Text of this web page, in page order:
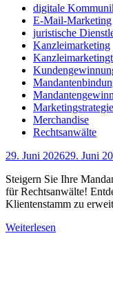
digitale
E-Mail-Marketing
juristische
Kanzleimarketing
Merchandise
Rechtsanwälte
29. Juni 202629. Juni
Steigern Sie Ihre
für Rechtsanwälte!
Klientenstamm zu
Weiterlesen